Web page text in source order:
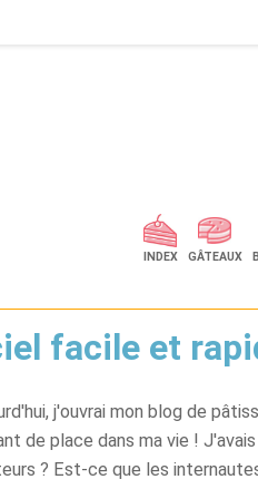
INDEX GÂTEAUX
facile et
j'ouvrai mon blog de
de place dans ma vie !
? Est-ce que les